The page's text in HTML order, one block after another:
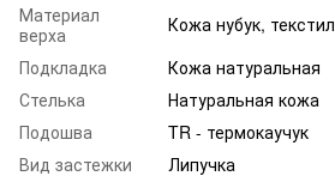
Материал
верха
Кожа нубук,
Подкладка
Кожа натуральная
Стелька
Натуральная кожа
Подошва
TR - термокаучук
Вид застежки
Липучка